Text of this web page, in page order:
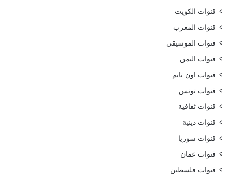
قنوات الكويت
قنوات المغرب
قنوات الموسيقى
قنوات اليمن
قنوات اون تايم
قنوات تونس
قنوات ثقافية
قنوات دينية
قنوات سوريا
قنوات عمان
قنوات فلسطين